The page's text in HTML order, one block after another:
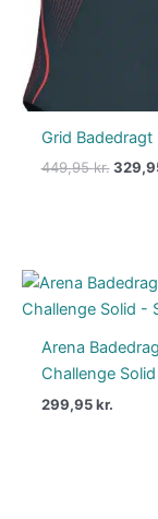
Grid Badedragt
449,95kr.
Arena
Challenge
299,95kr.